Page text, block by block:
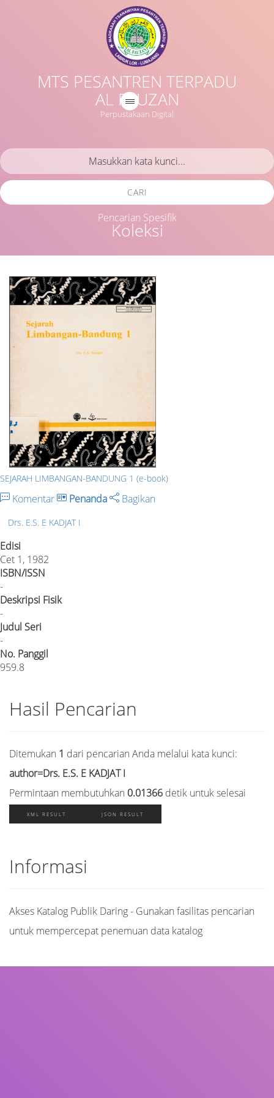
MTS PESANTREN TERPADU
AL FAUZAN
Perpustakaan Digital
Koleksi
CARI
Pencarian Spesifik
SEJARAH LIMBANGAN-BANDUNG 1 (e-book)
Komentar Penanda Bagikan
Drs. E.S. E KADJAT I
Edisi
Cet 1, 1982
ISBN/ISSN
-
Deskripsi Fisik
-
Judul Seri
-
No. Panggil
959.8
Hasil Pencarian
Ditemukan 1 dari pencarian Anda melalui kata kunci:
author=Drs. E.S. E KADJAT I
Permintaan membutuhkan 0.01366 detik untuk selesai
XML RESULT JSON RESULT
Informasi
Akses Katalog Publik Daring - Gunakan fasilitas pencarian
untuk mempercepat penemuan data katalog